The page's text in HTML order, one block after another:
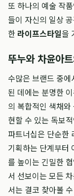
또 하나의 예술 작
들이 자신의 일상
한 라이프스타일을
뚜누와 차윤아
수많은 브랜드 중에
된 데에는 분명한
의 복합적인 색채
현할 수 있는 독보
파트너십은 단순한
기획하는 단계부터
를 높이는 긴밀한
서 선보이는 모든
서는 결코 찾아볼